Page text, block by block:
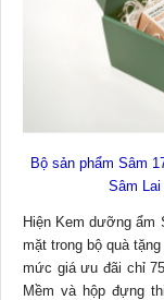
Bộ sản phẩm Sâm
Sâm
Hiện Kem dưỡng ẩm
mặt trong bộ quà
mức giá ưu đãi chỉ
Mềm và hộp đựng